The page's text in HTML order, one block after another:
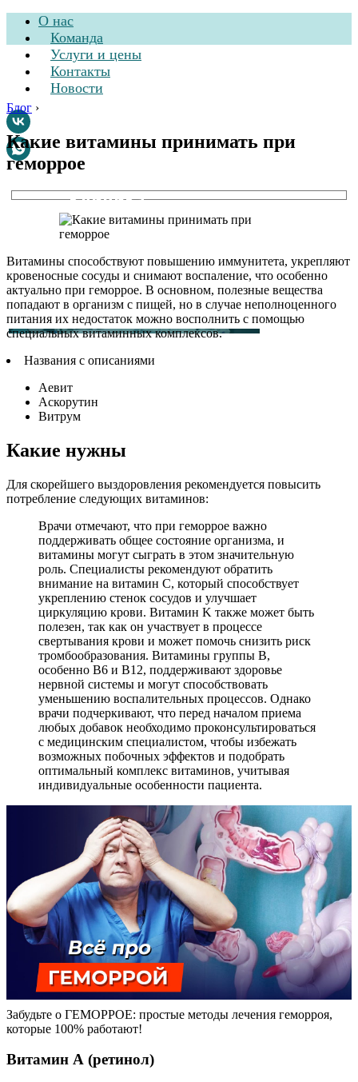
О нас
Команда
Услуги и цены
Контакты
Новости
Стоматологическая
клиника
Блог ›
Какие витамины принимать при
геморрое
Витамины способствуют повышению иммунитета, укрепляют
кровеносные сосуды и снимают воспаление, что особенно
актуально при геморрое. В основном, полезные вещества
попадают в организм с пищей, но в случае неполноценного
питания их недостаток можно восполнить с помощью
специальных витаминных комплексов.
Названия с описаниями
Аевит
Аскорутин
Витрум
Какие нужны
Для скорейшего выздоровления рекомендуется повысить
потребление следующих витаминов:
Врачи отмечают, что при геморрое важно
поддерживать общее состояние организма, и
витамины могут сыграть в этом значительную
роль. Специалисты рекомендуют обратить
внимание на витамин C, который способствует
укреплению стенок сосудов и улучшает
циркуляцию крови. Витамин K также может быть
полезен, так как он участвует в процессе
свертывания крови и может помочь снизить риск
тромбообразования. Витамины группы B,
особенно B6 и B12, поддерживают здоровье
нервной системы и могут способствовать
уменьшению воспалительных процессов. Однако
врачи подчеркивают, что перед началом приема
любых добавок необходимо проконсультироваться
с медицинским специалистом, чтобы избежать
возможных побочных эффектов и подобрать
оптимальный комплекс витаминов, учитывая
индивидуальные особенности пациента.
Забудьте о ГЕМОРРОЕ: простые методы лечения геморроя,
которые 100% работают!
Витамин А (ретинол)